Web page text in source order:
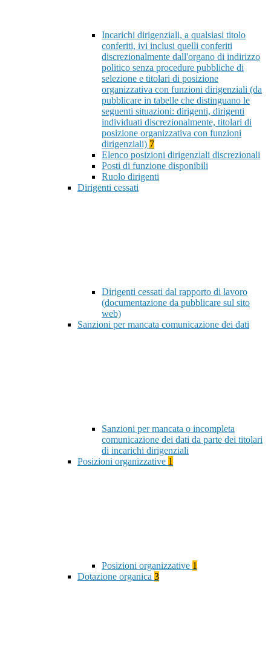
Incarichi dirigenziali, a qualsiasi titolo
conferiti, ivi inclusi quelli conferiti
discrezionalmente dall'organo di indirizzo
politico senza procedure pubbliche di
selezione e titolari di posizione
organizzativa con funzioni dirigenziali (da
pubblicare in tabelle che distinguano le
seguenti situazioni: dirigenti, dirigenti
individuati discrezionalmente, titolari di
posizione organizzativa con funzioni
dirigenziali) 7
Elenco posizioni dirigenziali discrezionali
Posti di funzione disponibili
Ruolo dirigenti
Dirigenti cessati
Dirigenti cessati dal rapporto di lavoro
(documentazione da pubblicare sul sito
web)
Sanzioni per mancata comunicazione dei dati
Sanzioni per mancata o incompleta
comunicazione dei dati da parte dei titolari
di incarichi dirigenziali
Posizioni organizzative 1
Posizioni organizzative 1
Dotazione organica 3